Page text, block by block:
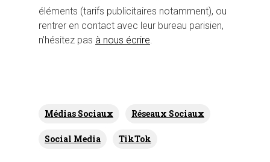
éléments (tarifs publicitaires notamment), ou
rentrer en contact avec leur bureau parisien,
n’hésitez pas à nous écrire.
Médias Sociaux Réseaux Sociaux
Social Media TikTok